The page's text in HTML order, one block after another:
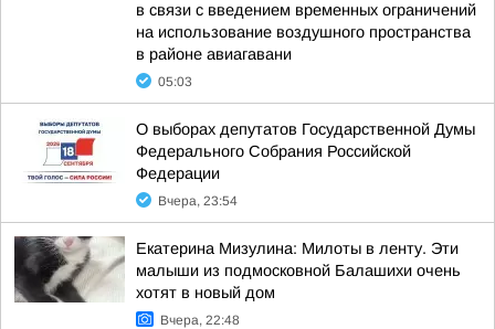
в связи с введением временных ограничений
на использование воздушного пространства
в районе авиагавани
05:03
О выборах депутатов Государственной Думы
Федерального Собрания Российской
Федерации
Вчера, 23:54
Екатерина Мизулина: Милоты в ленту. Эти
малыши из подмосковной Балашихи очень
хотят в новый дом
Вчера, 22:48